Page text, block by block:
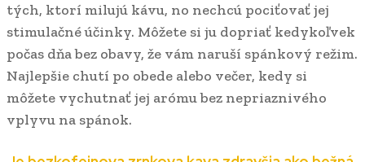
tých, ktorí milujú kávu, no nechcú pociťovať jej
stimulačné účinky. Môžete si ju dopriať kedykoľvek
počas dňa bez obavy, že vám naruší spánkový režim.
Najlepšie chutí po obede alebo večer, kedy si
môžete vychutnať jej arómu bez nepriaznivého
vplyvu na spánok.